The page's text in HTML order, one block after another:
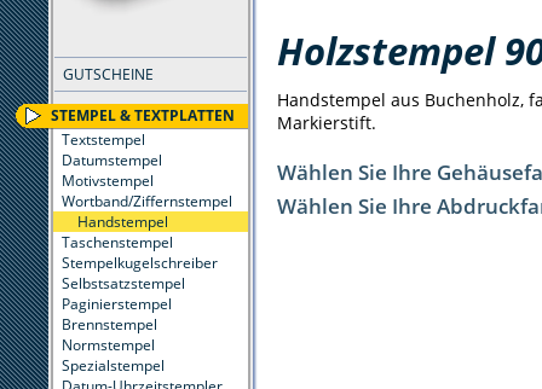
GUTSCHEINE
STEMPEL & TEXTPLATTEN
Textstempel
Datumstempel
Motivstempel
Wortband/Ziffernstempel
Handstempel
Taschenstempel
Stempelkugelschreiber
Selbstsatzstempel
Paginierstempel
Brennstempel
Normstempel
Spezialstempel
FILTER
Holzstempel
Handstempel aus Buchenholz,
Markierstift.
Wählen Sie Ihre
Wählen Sie Ihre